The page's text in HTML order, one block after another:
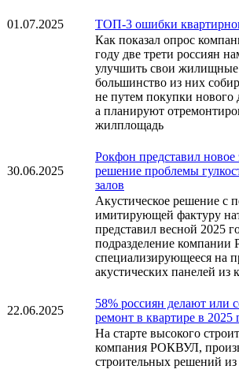
01.07.2025
ТОП-3 ошибки
Как показал опрос
году две трети россиян
улучшить свои жилищные
большинство из них
не путем покупки нового
а планируют
жилплощадь
30.06.2025
Рокфон представил новое
решение проблемы
залов
Акустическое решение с
имитирующей фактуру
представил весной 2025
подразделение
специализирующееся на
акустических панелей из
22.06.2025
58% россиян делают или
ремонт в квартире в 2025
На старте высокого
компания РОКВУЛ,
строительных решений